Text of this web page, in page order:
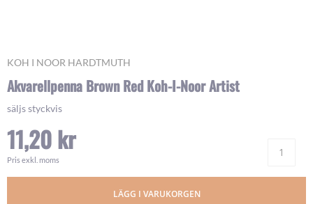
KOH I NOOR HARDTMUTH
Akvarellpenna Brown Red Koh-I-Noor Artist
säljs styckvis
11,20 kr
Pris exkl. moms
LÄGG I VARUKORGEN
Skip
the
of
the
images
gallery